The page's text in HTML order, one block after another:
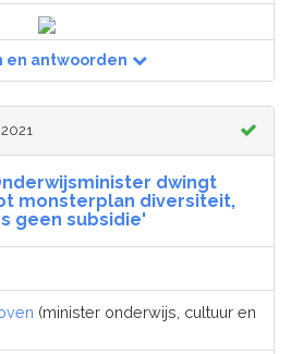
en antwoorden
dwingt
monsterplan diversiteit,
geen subsidie'
(minister onderwijs, cultuur en